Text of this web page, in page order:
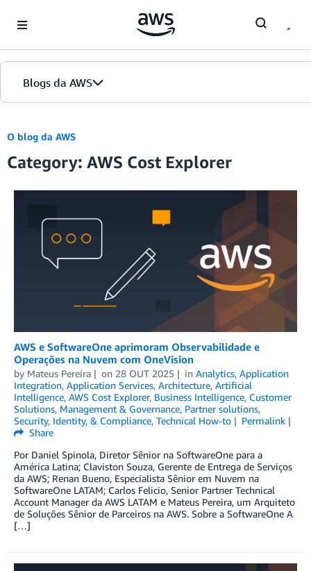
Blogs da AWS
Página inicial
Edições
O blog da AWS
Category: AWS Cost Explorer
AWS e SoftwareOne aprimoram Observabilidade e
Operações na Nuvem com OneVision
by Mateus Pereira on 28 OUT 2025 in Analytics, Application
Integration, Application Services, Architecture, Artificial
Intelligence, AWS Cost Explorer, Business Intelligence, Customer
Solutions, Management & Governance, Partner solutions,
Security, Identity, & Compliance, Technical How-to
Permalink
Share
Por Daniel Spinola, Diretor Sênior na SoftwareOne para a
América Latina; Claviston Souza, Gerente de Entrega de Serviços
da AWS; Renan Bueno, Especialista Sênior em Nuvem na
SoftwareOne LATAM; Carlos Felicio, Senior Partner Technical
Account Manager da AWS LATAM e Mateus Pereira, um Arquiteto
de Soluções Sênior de Parceiros na AWS. Sobre a SoftwareOne A
[…]